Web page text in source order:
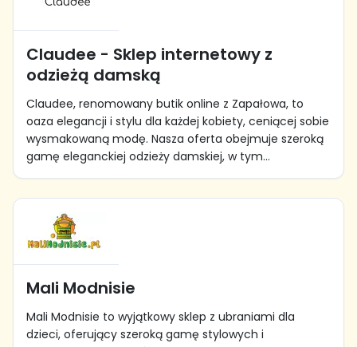
Claudee - Sklep internetowy z
odzieżą damską
Claudee, renomowany butik online z Zapałowa, to
oaza elegancji i stylu dla każdej kobiety, ceniącej sobie
wysmakowaną modę. Nasza oferta obejmuje szeroką
gamę eleganckiej odzieży damskiej, w tym...
Mali Modnisie
Mali Modnisie to wyjątkowy sklep z ubraniami dla
dzieci, oferujący szeroką gamę stylowych i